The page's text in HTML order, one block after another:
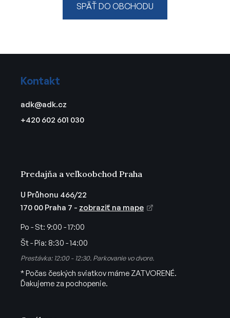
SPÄŤ DO OBCHODU
Kontakt
adk@adk.cz
+420 602 601 030
Predajňa a veľkoobchod Praha
U Průhonu 466/22
170 00 Praha 7 - zobraziť na mape
Po - St: 9:00 - 17:00
Št - Pia: 8:30 - 14:00
Prestávka: 12:00 - 12:30. Parkovanie vo dvore.
* Počas českých sviatkov máme ZATVORENÉ.
Ďakujeme za pochopenie.